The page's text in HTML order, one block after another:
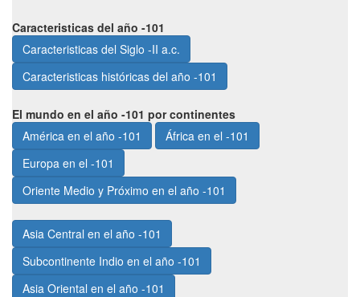
Caracteristicas del año -101
Caracteristicas del Siglo -II a.c.
Caracteristicas históricas del año -101
El mundo en el año -101 por continentes
América en el año -101
África en el -101
Europa en el -101
Oriente Medio y Próximo en el año -101
Asia Central en el año -101
Subcontinente Indio en el año -101
Asia Oriental en el año -101